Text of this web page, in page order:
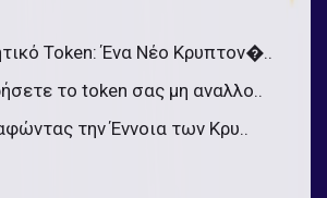
Token: Ένα Νέο Κρυπτον�..
το token σας μη αναλλο..
την Έννοια των Κρυ..